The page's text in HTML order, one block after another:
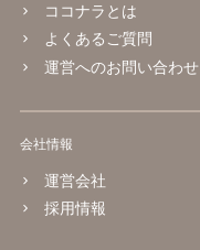
ココナラとは
よくあるご質問
運営へのお問い合わせ
会社情報
運営会社
採用情報